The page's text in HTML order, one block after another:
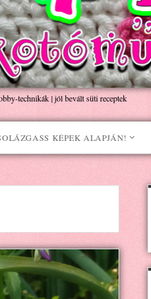
technikák | jól bevált süti receptek
KÉPEK ALAPJÁN!